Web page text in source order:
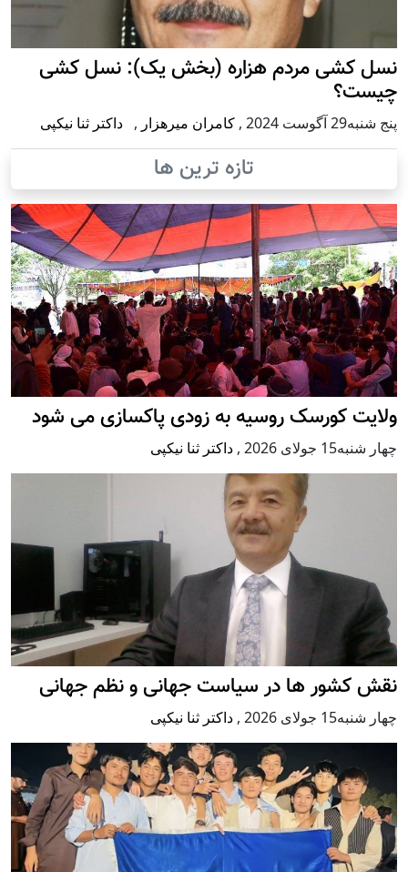
نسل کشی مردم هزاره (بخش یک): نسل کشی
چیست؟
پنج شنبه29 آگوست 2024 , کامران میرهزار , داکتر ثنا نیکپی
تازه ترین ها
ولایت کورسک روسیه به زودی پاکسازی می شود
چهار شنبه15 جولای 2026 , داکتر ثنا نیکپی
نقش کشور ها در سیاست جهانی و نظم جهانی
چهار شنبه15 جولای 2026 , داکتر ثنا نیکپی